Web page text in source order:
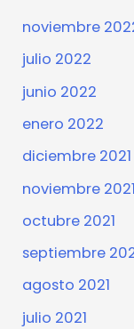
noviembre
julio 2022
junio 2022
enero 2022
diciembre 2021
noviembre 2021
octubre 2021
septiembre
agosto 2021
julio 2021